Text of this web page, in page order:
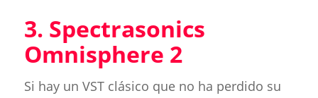
3. Spectrasonics
Omnisphere 2
Si hay un VST clásico que no ha perdido su